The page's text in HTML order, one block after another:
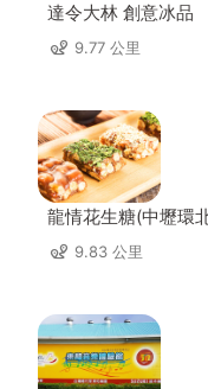
達令大林 創意冰品
9.77 公里
龍情花生糖(中壢環
9.83 公里